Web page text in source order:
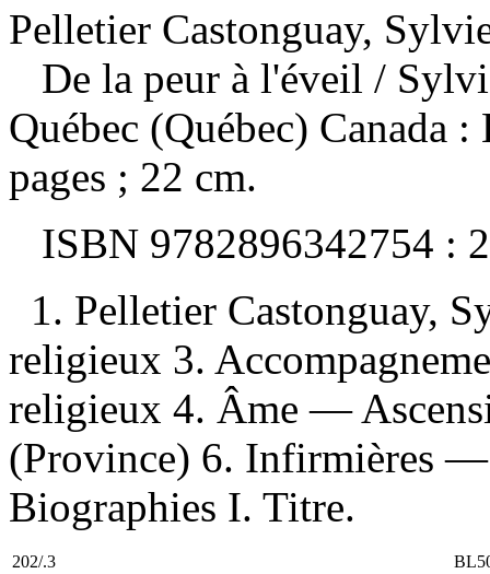
Pelletier Castonguay,
De la peur à l'éveil /
Québec (Québec)
pages ; 22 cm.
ISBN 9782896342754 :
1. Pelletier Castonguay,
religieux 3.
religieux 4. Âme —
(Province) 6. Infirmières
Biographies I. Titre.
202/.3